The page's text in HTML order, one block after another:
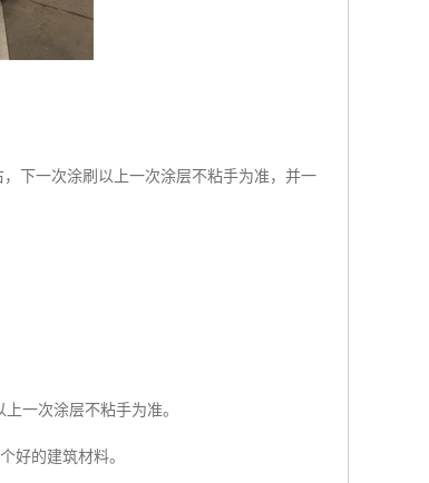
下一次涂刷以上一次涂层不粘手为准，并一
一次涂层不粘手为准。
好的建筑材料。